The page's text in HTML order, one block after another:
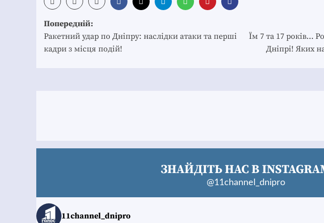
Post
navigation
Попередній:
Ракетний удар по Дніпру: наслідки атаки та перші
кадри з місця подій!
Їм 7 та 17 років…
Дніпрі! Яких
ЗНАЙДІТЬ НАС В
@11channel_dnipro
11channel_dnipro